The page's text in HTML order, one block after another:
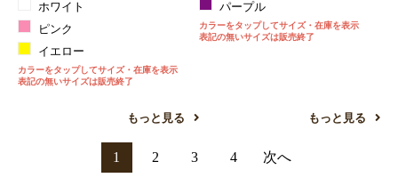
ホワイト
ピンク
イエロー
カラーをタップしてサイズ・在庫を表示
表記の無いサイズは販売終了
もっと見る
パープル
カラーをタップしてサイズ・在庫を表示
表記の無いサイズは販売終了
もっと見る
1 2 3 4 次へ